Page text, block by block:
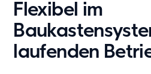
Flexibel im
laufenden